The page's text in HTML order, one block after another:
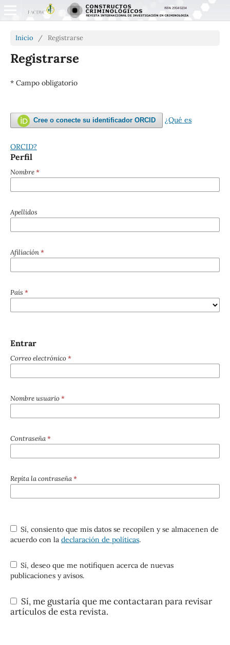
Inicio / Registrarse
Registrarse
* Campo obligatorio
Cree o conecte su identificador ORCID ¿Qué es
ORCID?
Perfil
Nombre*
Apellidos
Afiliación*
País *
Entrar
Correo electrónico*
Nombre usuario*
Contraseña*
Repita la contraseña*
Sí, consiento que mis datos se recopilen y se almacenen de
acuerdo con la declaración de políticas.
Sí, deseo que me notifiquen acerca de nuevas
publicaciones y avisos.
artículos de esta revista.